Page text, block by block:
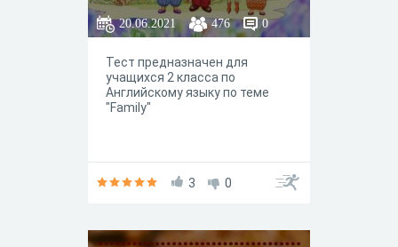
20.06.2021 476 0
Тест предназначен для
учащихся 2 класса по
Английскому языку по теме
"Family"
3 0